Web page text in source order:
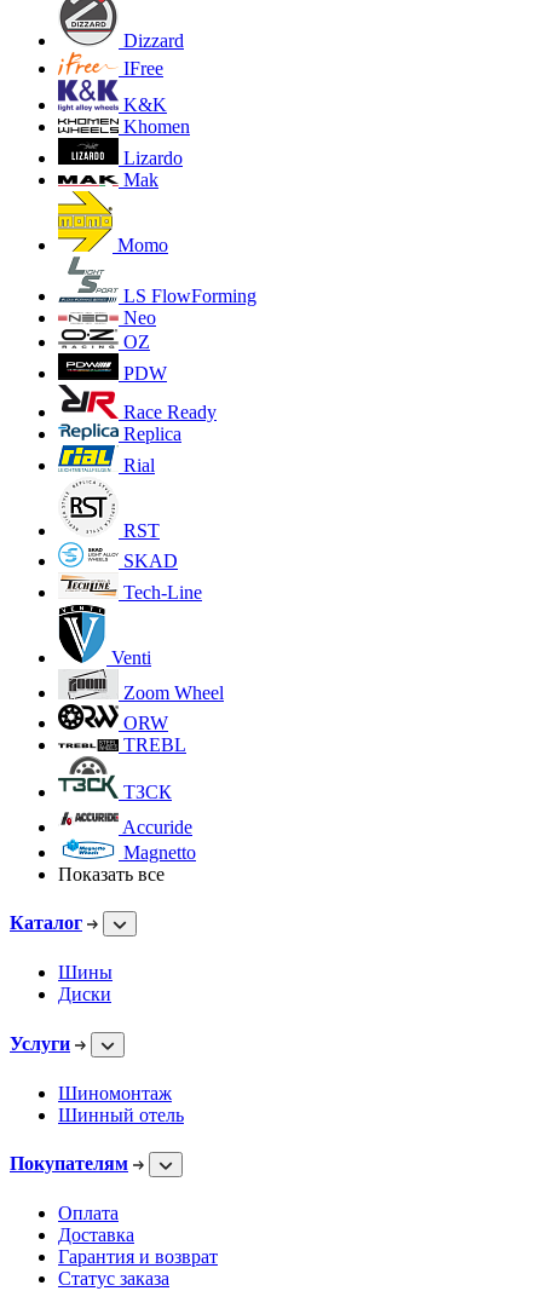
Dizzard
IFree
K&K
Khomen
Lizardo
Mak
Momo
LS FlowForming
Neo
OZ
PDW
Race Ready
Replica
Rial
RST
SKAD
Tech-Line
Venti
Zoom Wheel
ORW
TREBL
ТЗСК
Accuride
Magnetto
Показать все
Каталог
Шины
Диски
Услуги
Шиномонтаж
Шинный отель
Покупателям
Оплата
Доставка
Гарантия и возврат
Статус заказа